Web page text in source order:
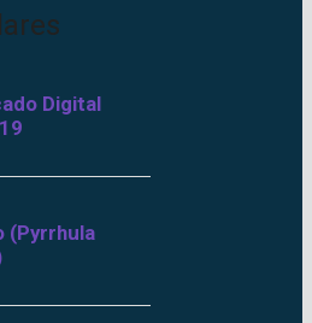
Digital
(Pyrrhula